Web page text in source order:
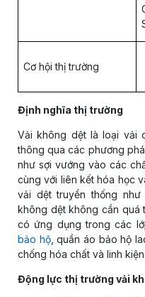
Cơ hội thị trường
Định nghĩa thị trường
Vải không dệt là loại vải
thông qua các phương
như sợi vướng vào các
cùng với liên kết hóa học
vải dệt truyền thống
không dệt không cần quá
có ứng dụng trong các
bảo hộ, quần áo bảo hộ
chống hóa chất và linh
Động lực thị trường vải